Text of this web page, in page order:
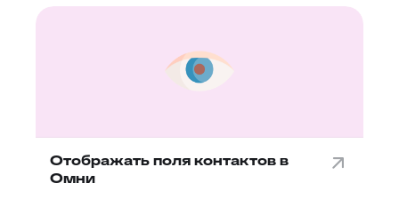
Отображать поля контактов в
Омни